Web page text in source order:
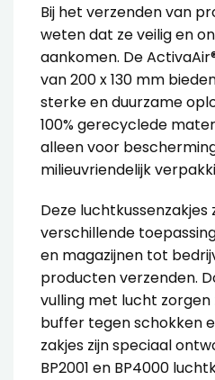
Bij het verzenden van
weten dat ze veilig en
aankomen. De
van 200 x 130 mm
sterke en duurzame
100% gerecyclede
alleen voor
milieuvriendelijk
Deze
verschillende
en magazijnen tot
producten verzenden.
vulling met lucht
buffer tegen schokken
zakjes zijn speciaal
BP2001 en BP4000